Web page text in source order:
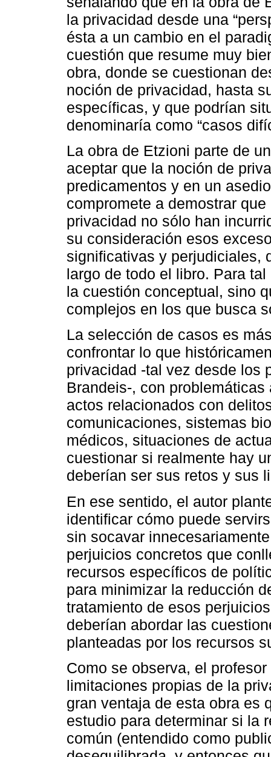
la privacidad desde una
ésta a un cambio en el
cuestión que resume muy
obra, donde se cuestionan
noción de privacidad, hasta
específicas, y que podrían
denominaría como “casos
La obra de Etzioni parte de
aceptar que la noción de
predicamentos y en un
compromete a demostrar
privacidad no sólo han
su consideración esos
significativas y perjudiciales,
largo de todo el libro. Para
la cuestión conceptual, sino
complejos en los que busca
La selección de casos es
confrontar lo que
privacidad -tal vez desde los
Brandeis-, con
actos relacionados con
comunicaciones, sistemas
médicos, situaciones de
cuestionar si realmente hay
deberían ser sus retos y sus
En ese sentido, el autor
identificar cómo puede
sin socavar
perjuicios concretos que
recursos específicos de
para minimizar la reducción
tratamiento de esos
deberían abordar las
planteadas por los recursos
Como se observa, el
limitaciones propias de la
gran ventaja de esta obra es
estudio para determinar si la
común (entendido como